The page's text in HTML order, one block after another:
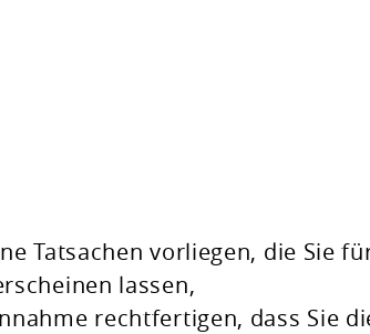
Tatsachen vorliegen, die Sie
lassen,
rechtfertigen, dass Sie